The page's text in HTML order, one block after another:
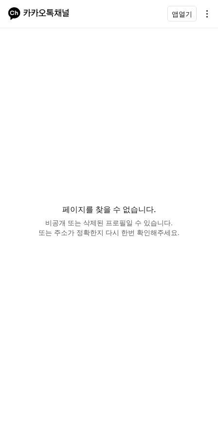
앱열기
페이지를 찾을 수 없습니다.
비공개 또는 삭제된 프로필일 수 있습니다.
또는 주소가 정확한지 다시 한번 확인해주세요.